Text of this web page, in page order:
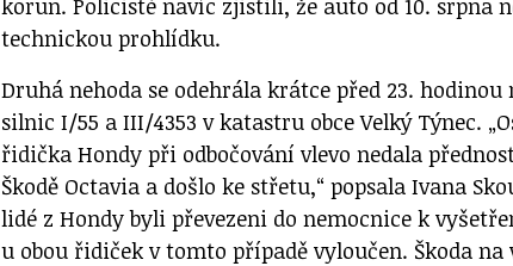
korun. Policisté navíc zjistili, že auto od 10. srpna
technickou prohlídku.
Druhá nehoda se odehrála krátce před 23.
silnic I/55 a III/4353 v katastru obce Velký Týnec.
řidička Hondy při odbočování vlevo nedala
Škodě Octavia a došlo ke střetu,“ popsala Ivana
lidé z Hondy byli převezeni do nemocnice k
u obou řidiček v tomto případě vyloučen. Škoda na